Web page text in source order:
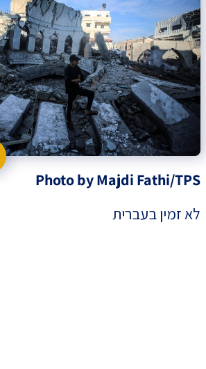
Photo by Majdi Fathi/TPS
לא זמין בעברית